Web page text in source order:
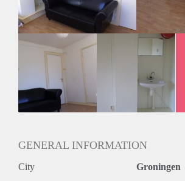
huisavonden of verplichtingen, maar er is
gezelligheid. Verder houden we alles
GENERAL INFORMATION
City Groningen